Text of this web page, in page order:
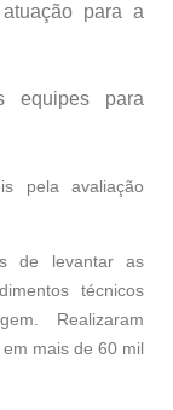
para a
equipes para
pela avaliação
de levantar as
técnicos
Realizaram
mais de 60 mil